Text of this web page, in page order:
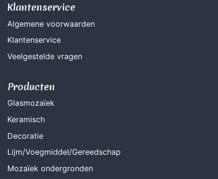
Klantenservice
Algemene voorwaarden
Klantenservice
Veelgestelde vragen
Producten
Glasmozaïek
Keramisch
Decoratie
Lijm/Voegmiddel/Gereedschap
Mozaïek ondergronden